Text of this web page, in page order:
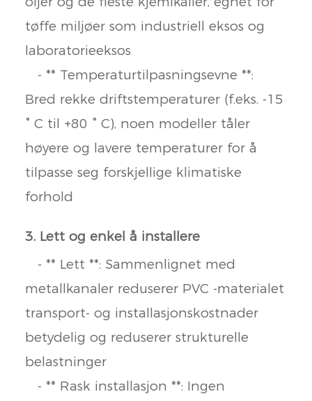
tøffe miljøer som industriell eksos og
laboratorieeksos
- ** Temperaturtilpasningsevne **:
Bred rekke driftstemperaturer (f.eks. -15
° C til +80 ° C), noen modeller tåler
høyere og lavere temperaturer for å
tilpasse seg forskjellige klimatiske
forhold
3. Lett og enkel å installere
- ** Lett **: Sammenlignet med
metallkanaler reduserer PVC -materialet
transport- og installasjonskostnader
betydelig og reduserer strukturelle
belastninger
- ** Rask installasjon **: Ingen